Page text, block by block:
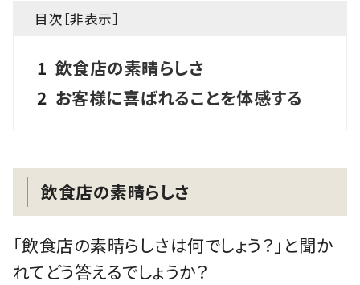
目次［非表示］
1 飲食店の素晴らしさ
2 お客様に喜ばれることを体感する
飲食店の素晴らしさ
「飲食店の素晴らしさは何でしょう？」と聞か
れてどう答えるでしょうか？